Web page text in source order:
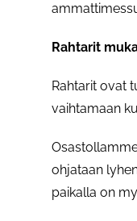
Rahtarit
Rahtarit ovat
vaihtamaan
ohjataan
paikalla on